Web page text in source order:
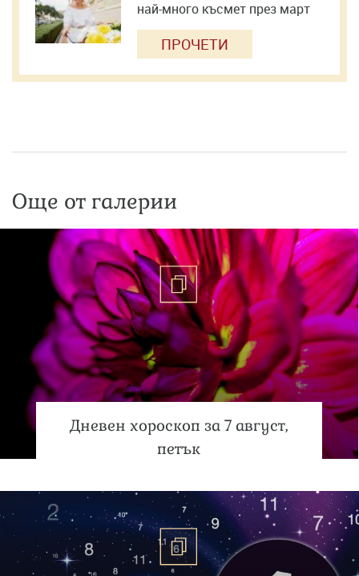
най-много късмет през март
ПРОЧЕТИ
Още от галерии
Дневен хороскоп за 7 август,
петък